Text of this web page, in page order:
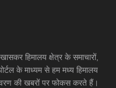
हिमालय क्षेत्र के समाचारों,
के माध्यम से हम मध्य हिमालय
की खबरों पर फोकस करते हैं।